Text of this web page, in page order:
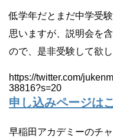
低学年だとまだ中学受
思いますが、説明会を
ので、是非受験して欲し
https://twitter.com/
38816?s=20
申し込みページは
早稲田アカデミーのチ